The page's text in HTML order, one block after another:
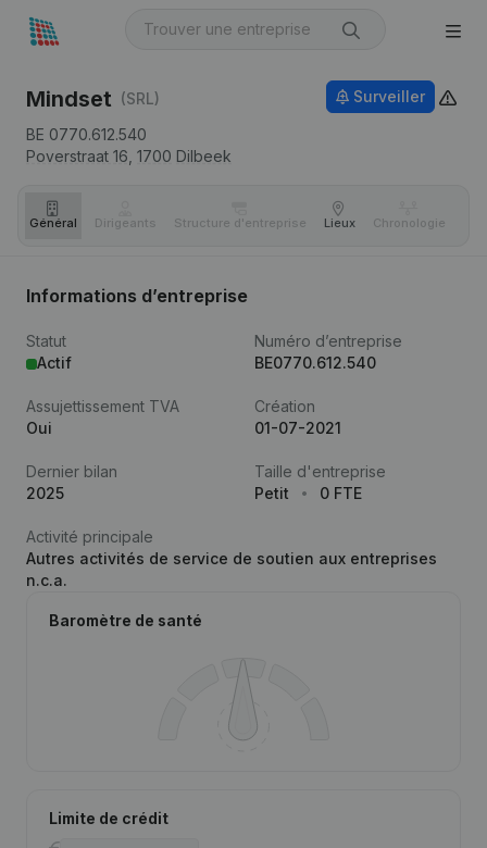
Mindset (SRL)
BE 0770.612.540
Poverstraat 16, 1700 Dilbeek
Surveiller
Général Dirigeants Structure d'entreprise Lieux Chronologie
Informations d’entreprise
Statut
Actif
Numéro d’entreprise
BE0770.612.540
Assujettissement TVA
Oui
Création
01-07-2021
Dernier bilan
2025
Taille d'entreprise
Petit
0 FTE
Activité principale
Autres activités de service de soutien aux entreprises
n.c.a.
Baromètre de santé
Limite de crédit